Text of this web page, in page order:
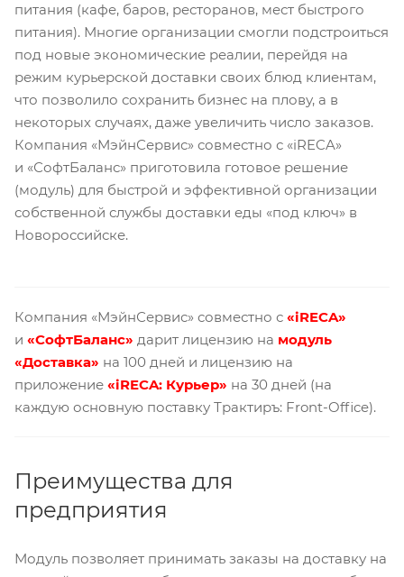
питания (кафе, баров, ресторанов, мест быстрого
питания). Многие организации смогли подстроиться
под новые экономические реалии, перейдя на
режим курьерской доставки своих блюд клиентам,
что позволило сохранить бизнес на плову, а в
некоторых случаях, даже увеличить число заказов.
Компания «МэйнСервис» совместно с «iRECA»
и «СофтБаланс» приготовила готовое решение
(модуль) для быстрой и эффективной организации
собственной службы доставки еды «под ключ» в
Новороссийске.
Компания «МэйнСервис» совместно с «iRECA»
и «СофтБаланс» дарит лицензию на модуль
«Доставка» на 100 дней и лицензию на
приложение «iRECA: Курьер» на 30 дней (на
каждую основную поставку Трактиръ: Front-Office).
Преимущества для
предприятия
Модуль позволяет принимать заказы на доставку на